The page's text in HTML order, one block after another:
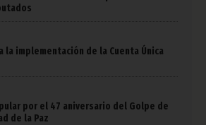
la implementación de la Cuenta Única
por el 47 aniversario del Golpe de
de la Paz